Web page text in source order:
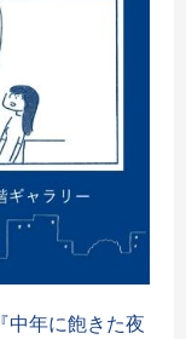
『中年に飽きた夜